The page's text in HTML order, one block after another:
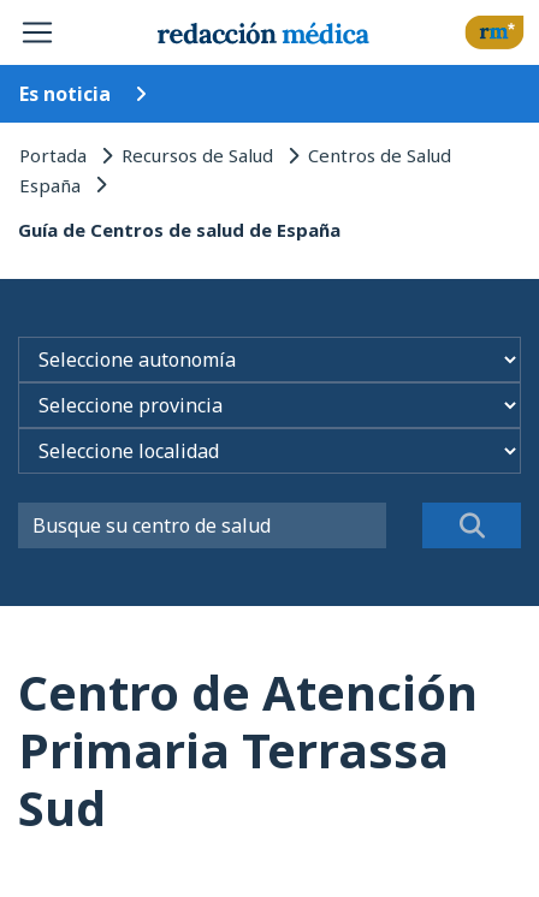
Es noticia
Portada Recursos de Salud Centros de Salud
España
Guía de Centros de salud de España
Centro de Atención
Primaria Terrassa
Sud